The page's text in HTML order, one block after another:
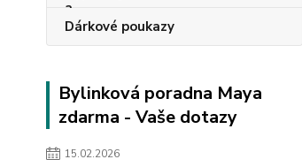
Dárkové poukazy
Bylinková poradna Maya
zdarma - Vaše dotazy
15.02.2026